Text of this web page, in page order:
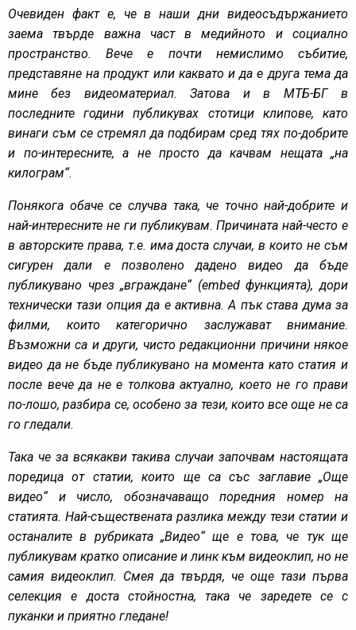
Очевиден факт е, че в наши дни видеосъдържанието
заема твърде важна част в медийното и социално
пространство. Вече е почти немислимо събитие,
представяне на продукт или каквато и да е друга тема да
мине без видеоматериал. Затова и в МТБ-БГ в
последните години публикувах стотици клипове, като
винаги съм се стремял да подбирам сред тях по-добрите
и по-интересните, а не просто да качвам нещата „на
килограм“.
Понякога обаче се случва така, че точно най-добрите и
най-интересните не ги публикувам. Причината най-често е
в авторските права, т.е. има доста случаи, в които не съм
сигурен дали е позволено дадено видео да бъде
публикувано чрез „вграждане“ (embed функцията), дори
технически тази опция да е активна. А пък става дума за
филми, които категорично заслужават внимание.
Възможни са и други, чисто редакционни причини някое
видео да не бъде публикувано на момента като статия и
после вече да не е толкова актуално, което не го прави
по-лошо, разбира се, особено за тези, които все още не са
го гледали.
Така че за всякакви такива случаи започвам настоящата
поредица от статии, които ще са със заглавие „Още
видео“ и число, обозначаващо поредния номер на
статията. Най-съществената разлика между тези статии и
останалите в рубриката „Видео“ ще е това, че тук ще
публикувам кратко описание и линк към видеоклип, но не
самия видеоклип. Смея да твърдя, че още тази първа
селекция е доста стойностна, така че заредете се с
пуканки и приятно гледане!